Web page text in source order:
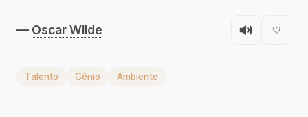
— Oscar Wilde 🤍
Talento Gênio Ambiente